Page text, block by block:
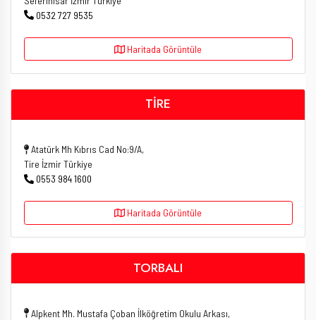
0532 727 9535
Haritada Görüntüle
TİRE
Atatürk Mh Kıbrıs Cad No:9/A,
Tire İzmir Türkiye
0553 984 1600
Haritada Görüntüle
TORBALI
Alpkent Mh. Mustafa Çoban İlköğretim Okulu Arkası,